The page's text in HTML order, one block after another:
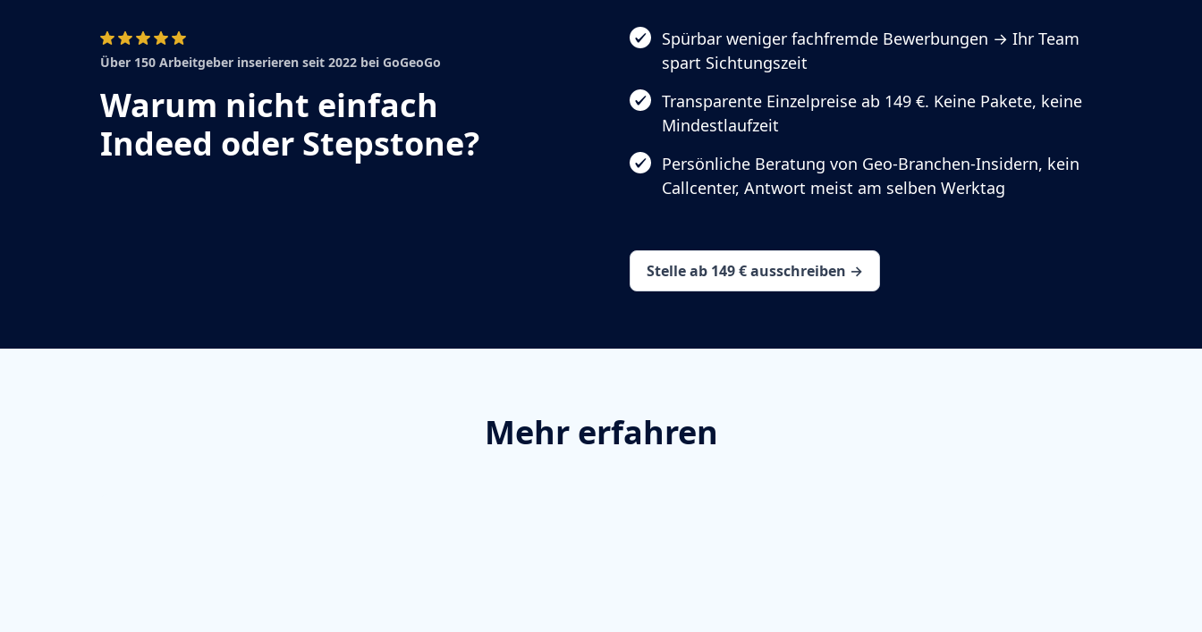
Über 150 Arbeitgeber inserieren seit 2022 bei GoGeoGo
Warum nicht einfach
Indeed oder Stepstone?
Spürbar weniger fachfremde Bewerbungen → Ihr Team
spart Sichtungszeit
Transparente Einzelpreise ab 149 €. Keine Pakete, keine
Mindestlaufzeit
Persönliche Beratung von Geo-Branchen-Insidern, kein
Callcenter, Antwort meist am selben Werktag
Stelle ab 149 € ausschreiben →
Mehr erfahren